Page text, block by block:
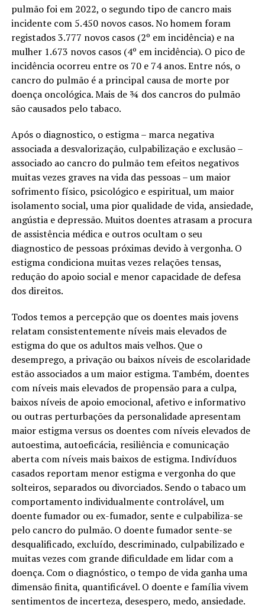
pulmão foi em 2022, o segundo tipo de cancro mais
incidente com 5.450 novos casos. No homem foram
registados 3.777 novos casos (2º em incidência) e na
mulher 1.673 novos casos (4º em incidência). O pico de
incidência ocorreu entre os 70 e 74 anos. Entre nós, o
cancro do pulmão é a principal causa de morte por
doença oncológica. Mais de ¾ dos cancros do pulmão
são causados pelo tabaco.
Após o diagnostico, o estigma – marca negativa
associada a desvalorização, culpabilização e exclusão –
associado ao cancro do pulmão tem efeitos negativos
muitas vezes graves na vida das pessoas – um maior
sofrimento físico, psicológico e espiritual, um maior
isolamento social, uma pior qualidade de vida, ansiedade,
angústia e depressão. Muitos doentes atrasam a procura
de assistência médica e outros ocultam o seu
diagnostico de pessoas próximas devido à vergonha. O
estigma condiciona muitas vezes relações tensas,
redução do apoio social e menor capacidade de defesa
dos direitos.
Todos temos a percepção que os doentes mais jovens
relatam consistentemente níveis mais elevados de
estigma do que os adultos mais velhos. Que o
desemprego, a privação ou baixos níveis de escolaridade
estão associados a um maior estigma. Também, doentes
com níveis mais elevados de propensão para a culpa,
baixos níveis de apoio emocional, afetivo e informativo
ou outras perturbações da personalidade apresentam
maior estigma versus os doentes com níveis elevados de
autoestima, autoeficácia, resiliência e comunicação
aberta com níveis mais baixos de estigma. Indivíduos
casados reportam menor estigma e vergonha do que
solteiros, separados ou divorciados. Sendo o tabaco um
comportamento individualmente controlável, um
doente fumador ou ex-fumador, sente e culpabiliza-se
pelo cancro do pulmão. O doente fumador sente-se
desqualificado, excluído, descriminado, culpabilizado e
muitas vezes com grande dificuldade em lidar com a
doença. Com o diagnóstico, o tempo de vida ganha uma
dimensão finita, quantificável. O doente e família vivem
sentimentos de incerteza, desespero, medo, ansiedade.